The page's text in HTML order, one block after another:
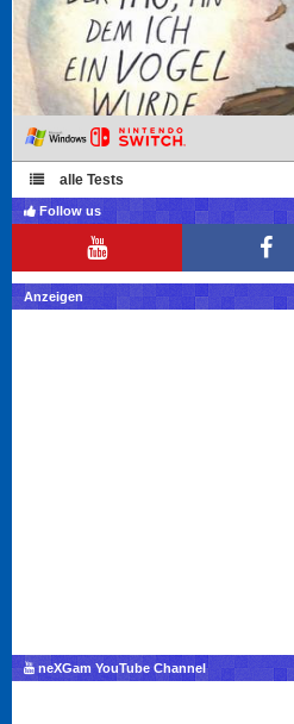
alle Tests
Follow us
Anzeigen
neXGam YouTube Channel